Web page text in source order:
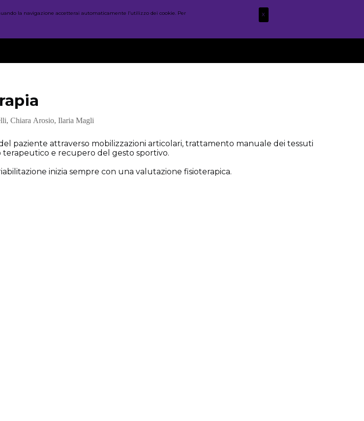
Chiara Arosio, Ilaria Magli
paziente attraverso mobilizzazioni articolari, trattamento manuale dei tessuti
terapeutico e recupero del gesto sportivo.
inizia sempre con una valutazione fisioterapica.
la navigazione accetterai automaticamente l’utilizzo dei cookie. Per
X